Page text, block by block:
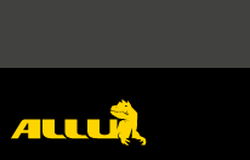
content